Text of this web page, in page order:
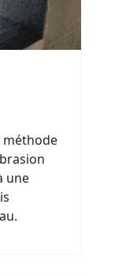
méthode
une